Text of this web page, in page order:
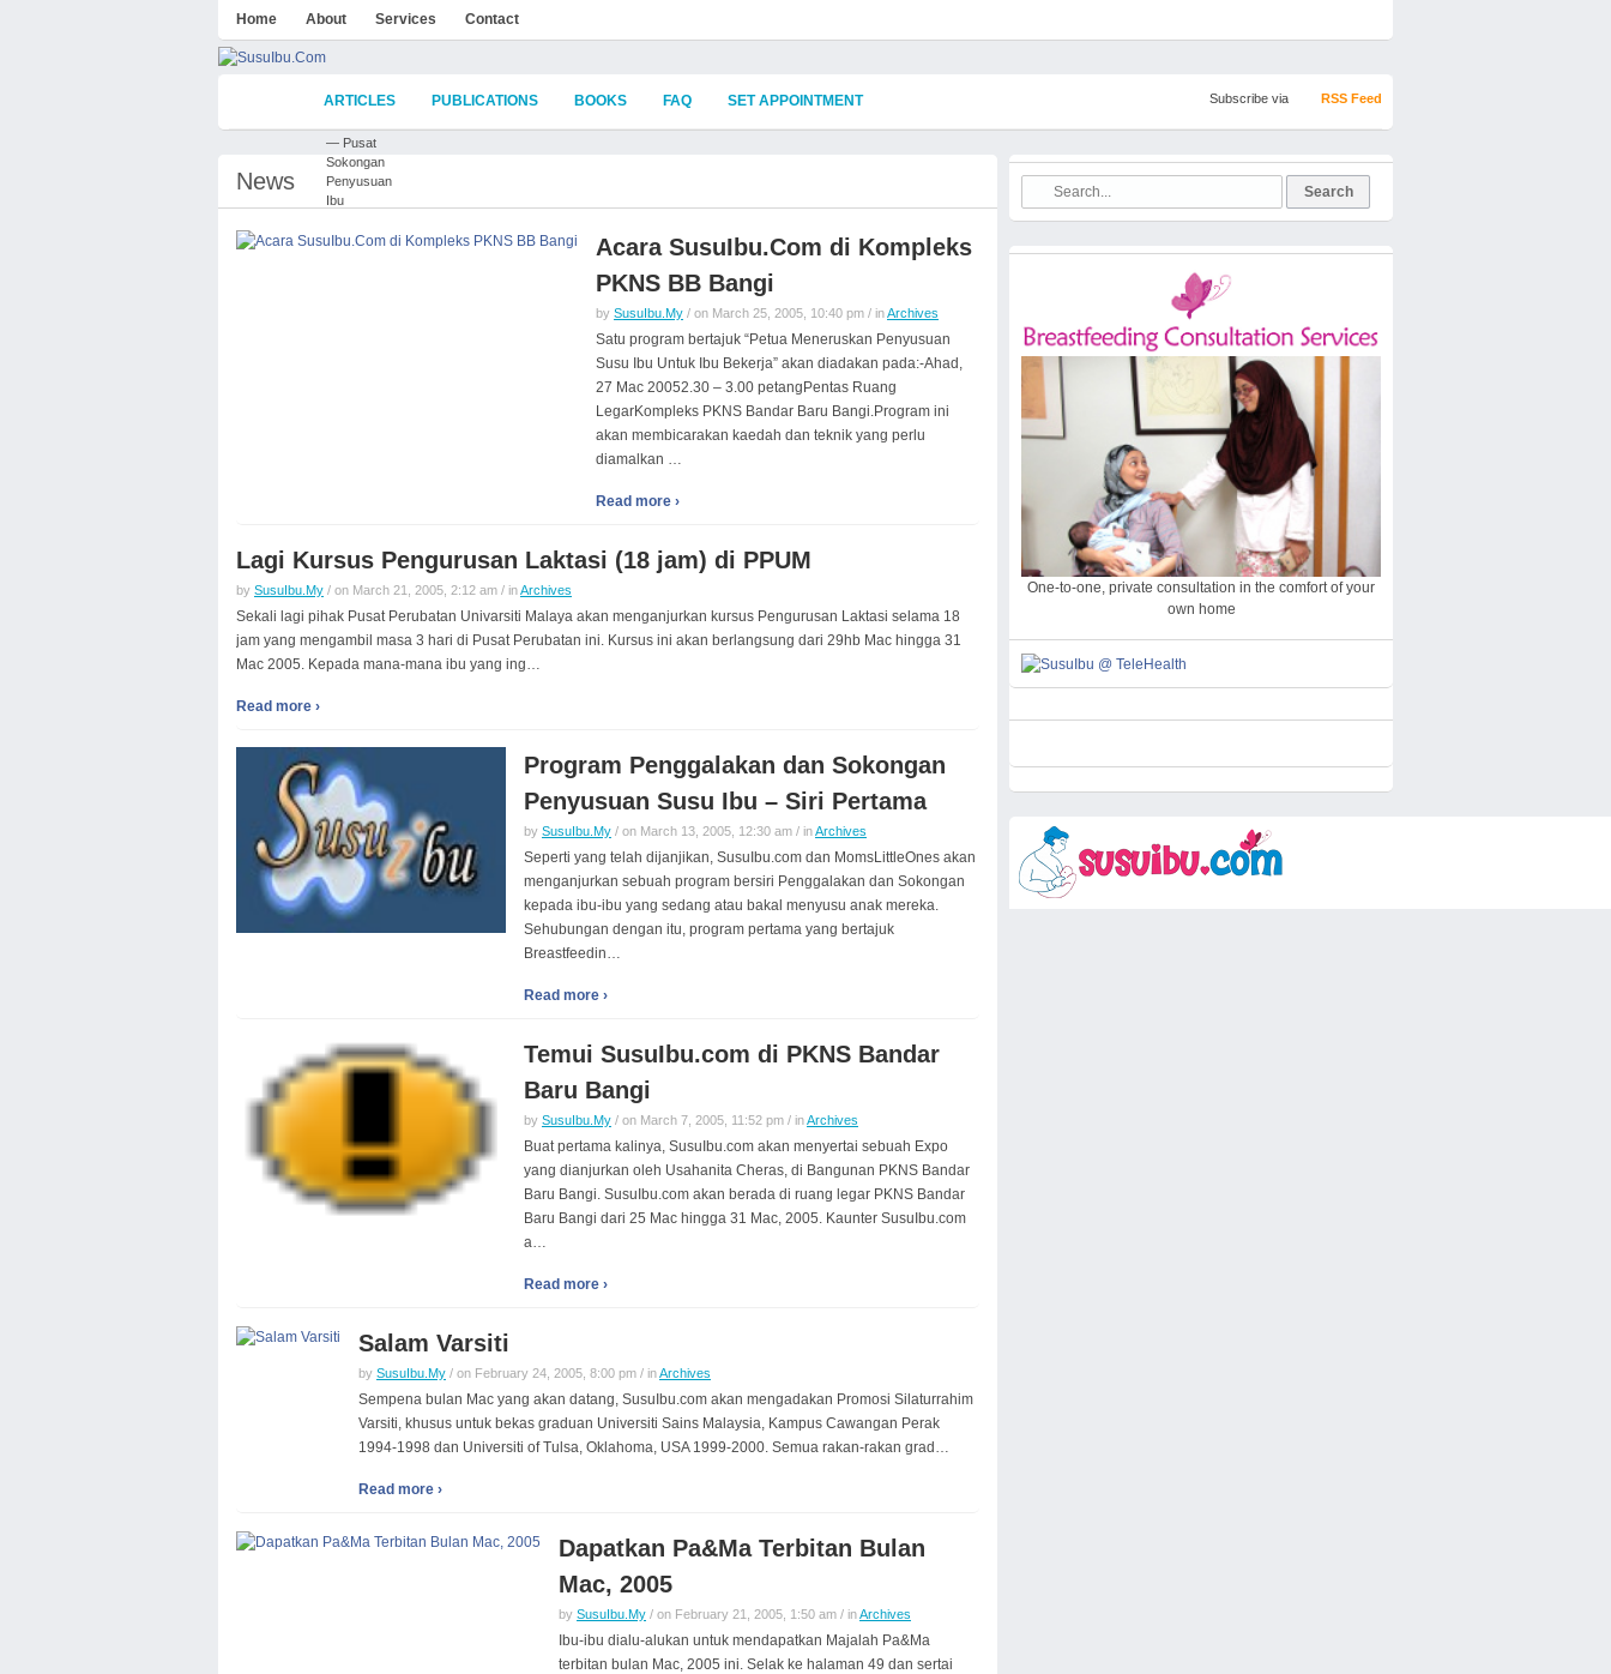
Home About Services Contact
— Pusat
Sokongan
Penyusuan
Ibu
ARTICLES PUBLICATIONS BOOKS FAQ SET APPOINTMENT Subscribe via RSS Feed
News
Acara SusuIbu.Com di Kompleks
PKNS BB Bangi
by SusuIbu.My / on March 25, 2005, 10:40 pm / inArchives
Satu program bertajuk “Petua Meneruskan Penyusuan
Susu Ibu Untuk Ibu Bekerja” akan diadakan pada:-Ahad,
27 Mac 20052.30 – 3.00 petangPentas Ruang
LegarKompleks PKNS Bandar Baru Bangi.Program ini
akan membicarakan kaedah dan teknik yang perlu
diamalkan …
Read more ›
Lagi Kursus Pengurusan Laktasi (18 jam) di PPUM
by SusuIbu.My / on March 21, 2005, 2:12 am / inArchives
Sekali lagi pihak Pusat Perubatan Univarsiti Malaya akan menganjurkan kursus Pengurusan Laktasi selama 18
jam yang mengambil masa 3 hari di Pusat Perubatan ini. Kursus ini akan berlangsung dari 29hb Mac hingga 31
Mac 2005. Kepada mana-mana ibu yang ing…
Read more ›
Program Penggalakan dan Sokongan
Penyusuan Susu Ibu – Siri Pertama
by SusuIbu.My / on March 13, 2005, 12:30 am / inArchives
Seperti yang telah dijanjikan, SusuIbu.com dan MomsLittleOnes akan
menganjurkan sebuah program bersiri Penggalakan dan Sokongan
kepada ibu-ibu yang sedang atau bakal menyusu anak mereka.
Sehubungan dengan itu, program pertama yang bertajuk
Breastfeedin…
Read more ›
Temui SusuIbu.com di PKNS Bandar
Baru Bangi
by SusuIbu.My / on March 7, 2005, 11:52 pm / inArchives
Buat pertama kalinya, SusuIbu.com akan menyertai sebuah Expo
yang dianjurkan oleh Usahanita Cheras, di Bangunan PKNS Bandar
Baru Bangi. SusuIbu.com akan berada di ruang legar PKNS Bandar
Baru Bangi dari 25 Mac hingga 31 Mac, 2005. Kaunter SusuIbu.com
a…
Read more ›
Salam Varsiti
by SusuIbu.My / on February 24, 2005, 8:00 pm / inArchives
Sempena bulan Mac yang akan datang, SusuIbu.com akan mengadakan Promosi Silaturrahim
Varsiti, khusus untuk bekas graduan Universiti Sains Malaysia, Kampus Cawangan Perak
1994-1998 dan Universiti of Tulsa, Oklahoma, USA 1999-2000. Semua rakan-rakan grad…
Read more ›
Dapatkan Pa&Ma Terbitan Bulan
Mac, 2005
by SusuIbu.My / on February 21, 2005, 1:50 am / inArchives
Ibu-ibu dialu-alukan untuk mendapatkan Majalah Pa&Ma
terbitan bulan Mac, 2005 ini. Selak ke halaman 49 dan sertai
One-to-one, private consultation in the comfort of your
own home